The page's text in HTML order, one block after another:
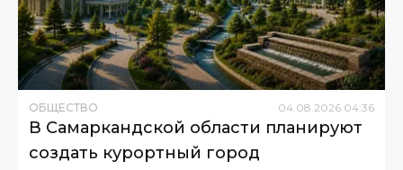
ОБЩЕСТВО 04.08.2026 04:36
В Самаркандской области планируют
создать курортный город